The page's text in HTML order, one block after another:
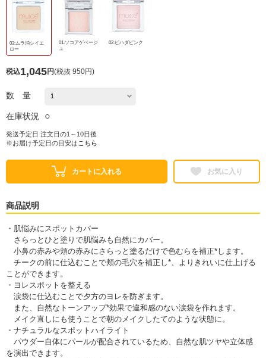
03:ムラ消シイエ
ロー
01:ソコアゲベージ
ュ
02:ビハダピンク
税込1,045円(税抜 950円)
数 量
在庫状況 ○
発送予定日 注文日の1～10日後
※お届け予定日の目安は こちら
カートに入れる お気に入り
商品説明
・肌悩みにスポットカバー
さらっとひと塗りで肌悩みも自然にカバー。
小鼻の赤みや頬の赤みにさらっと塗るだけで色むらを補正*します。
チークの前に仕込むことで頬の毛穴を補正し*、よりきれいに仕上げる
ことができます。
・ヨレスポットを整える
涙袋に仕込むことで夕方のヨレを防ぎます。
また、自然なトーンアップ*効果で違和感のない涙袋を作れます。
メイク直しにも使うことで朝のメイクしたてのような状態に。
・ナチュラルなスポットハイライト
パウダー自体にパールが配合されているため、自然な肌ツヤや立体感
を演出できます。